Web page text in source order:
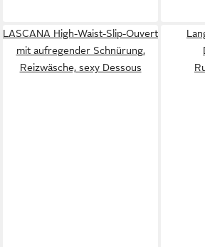
LASCANA High-Waist-Slip-Ouvert
mit aufregender Schnürung,
Reizwäsche, sexy Dessous